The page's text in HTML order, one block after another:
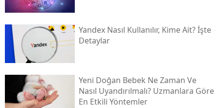
Yandex Nasıl Kullanılır, Kime Ait? İşte
Detaylar
Yeni Doğan Bebek Ne Zaman Ve
Nasıl Uyandırılmalı? Uzmanlara Göre
En Etkili Yöntemler